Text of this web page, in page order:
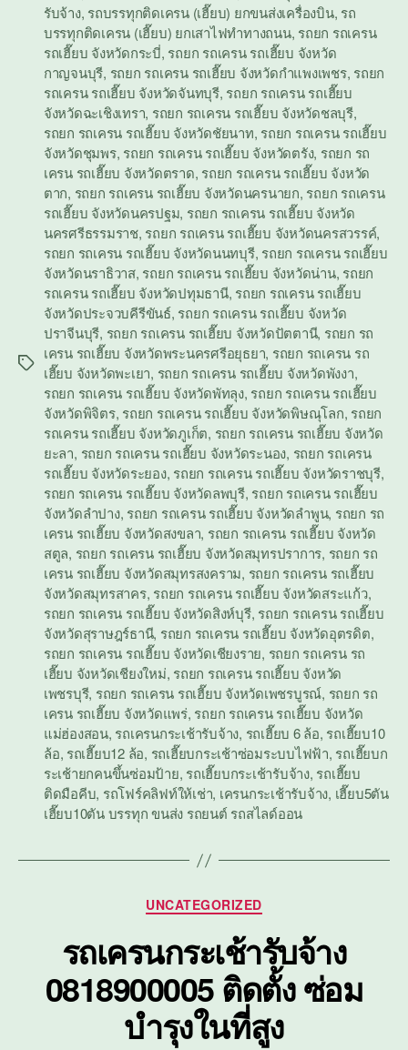
Tags
รับจ้าง, รถบรรทุกติดเครน (เฮี๊ยบ) ยกขนส่งเครื่องบิน, รถ
บรรทุกติดเครน (เฮี๊ยบ) ยกเสาไฟทำทางถนน, รถยก รถเครน
รถเฮี๊ยบ จังหวัดกระบี่, รถยก รถเครน รถเฮี๊ยบ จังหวัด
กาญจนบุรี, รถยก รถเครน รถเฮี๊ยบ จังหวัดกำแพงเพชร, รถยก
รถเครน รถเฮี๊ยบ จังหวัดจันทบุรี, รถยก รถเครน รถเฮี๊ยบ
จังหวัดฉะเชิงเทรา, รถยก รถเครน รถเฮี๊ยบ จังหวัดชลบุรี,
รถยก รถเครน รถเฮี๊ยบ จังหวัดชัยนาท, รถยก รถเครน รถเฮี๊ยบ
จังหวัดชุมพร, รถยก รถเครน รถเฮี๊ยบ จังหวัดตรัง, รถยก รถ
เครน รถเฮี๊ยบ จังหวัดตราด, รถยก รถเครน รถเฮี๊ยบ จังหวัด
ตาก, รถยก รถเครน รถเฮี๊ยบ จังหวัดนครนายก, รถยก รถเครน
รถเฮี๊ยบ จังหวัดนครปฐม, รถยก รถเครน รถเฮี๊ยบ จังหวัด
นครศรีธรรมราช, รถยก รถเครน รถเฮี๊ยบ จังหวัดนครสวรรค์,
รถยก รถเครน รถเฮี๊ยบ จังหวัดนนทบุรี, รถยก รถเครน รถเฮี๊ยบ
จังหวัดนราธิวาส, รถยก รถเครน รถเฮี๊ยบ จังหวัดน่าน, รถยก
รถเครน รถเฮี๊ยบ จังหวัดปทุมธานี, รถยก รถเครน รถเฮี๊ยบ
จังหวัดประจวบคีรีขันธ์, รถยก รถเครน รถเฮี๊ยบ จังหวัด
ปราจีนบุรี, รถยก รถเครน รถเฮี๊ยบ จังหวัดปัตตานี, รถยก รถ
เครน รถเฮี๊ยบ จังหวัดพระนครศรีอยุธยา, รถยก รถเครน รถ
เฮี๊ยบ จังหวัดพะเยา, รถยก รถเครน รถเฮี๊ยบ จังหวัดพังงา,
รถยก รถเครน รถเฮี๊ยบ จังหวัดพัทลุง, รถยก รถเครน รถเฮี๊ยบ
จังหวัดพิจิตร, รถยก รถเครน รถเฮี๊ยบ จังหวัดพิษณุโลก, รถยก
รถเครน รถเฮี๊ยบ จังหวัดภูเก็ต, รถยก รถเครน รถเฮี๊ยบ จังหวัด
ยะลา, รถยก รถเครน รถเฮี๊ยบ จังหวัดระนอง, รถยก รถเครน
รถเฮี๊ยบ จังหวัดระยอง, รถยก รถเครน รถเฮี๊ยบ จังหวัดราชบุรี,
รถยก รถเครน รถเฮี๊ยบ จังหวัดลพบุรี, รถยก รถเครน รถเฮี๊ยบ
จังหวัดลำปาง, รถยก รถเครน รถเฮี๊ยบ จังหวัดลำพูน, รถยก รถ
เครน รถเฮี๊ยบ จังหวัดสงขลา, รถยก รถเครน รถเฮี๊ยบ จังหวัด
สตูล, รถยก รถเครน รถเฮี๊ยบ จังหวัดสมุทรปราการ, รถยก รถ
เครน รถเฮี๊ยบ จังหวัดสมุทรสงคราม, รถยก รถเครน รถเฮี๊ยบ
จังหวัดสมุทรสาคร, รถยก รถเครน รถเฮี๊ยบ จังหวัดสระแก้ว,
รถยก รถเครน รถเฮี๊ยบ จังหวัดสิงห์บุรี, รถยก รถเครน รถเฮี๊ยบ
จังหวัดสุราษฎร์ธานี, รถยก รถเครน รถเฮี๊ยบ จังหวัดอุตรดิต,
รถยก รถเครน รถเฮี๊ยบ จังหวัดเชียงราย, รถยก รถเครน รถ
เฮี๊ยบ จังหวัดเชียงใหม่, รถยก รถเครน รถเฮี๊ยบ จังหวัด
เพชรบุรี, รถยก รถเครน รถเฮี๊ยบ จังหวัดเพชรบูรณ์, รถยก รถ
เครน รถเฮี๊ยบ จังหวัดแพร่, รถยก รถเครน รถเฮี๊ยบ จังหวัด
แม่ฮ่องสอน, รถเครนกระเช้ารับจ้าง, รถเฮี๊ยบ 6 ล้อ, รถเฮี๊ยบ10
ล้อ, รถเฮี๊ยบ12 ล้อ, รถเฮี๊ยบกระเช้าซ่อมระบบไฟฟ้า, รถเฮี๊ยบก
ระเช้ายกคนขึ้นซ่อมป้าย, รถเฮี๊ยบกระเช้ารับจ้าง, รถเฮี๊ยบ
ติดมือคีบ, รถโฟร์คลิฟท์ให้เช่า, เครนกระเช้ารับจ้าง, เฮี๊ยบ5ตัน
เฮี๊ยบ10ตัน บรรทุก ขนส่ง รถยนต์ รถสไลด์ออน
Categories
UNCATEGORIZED
รถเครนกระเช้ารับจ้าง
0818900005 ติดตั้ง ซ่อม
บำรุงในที่สูง